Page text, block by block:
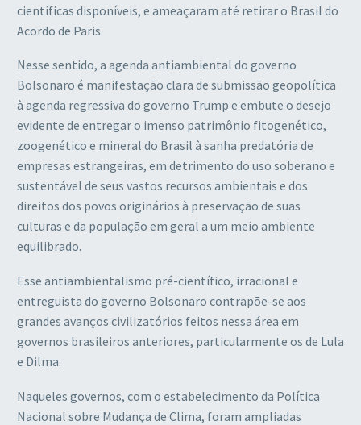
científicas disponíveis, e ameaçaram até retirar o Brasil do
Acordo de Paris.
Nesse sentido, a agenda antiambiental do governo
Bolsonaro é manifestação clara de submissão geopolítica
à agenda regressiva do governo Trump e embute o desejo
evidente de entregar o imenso patrimônio fitogenético,
zoogenético e mineral do Brasil à sanha predatória de
empresas estrangeiras, em detrimento do uso soberano e
sustentável de seus vastos recursos ambientais e dos
direitos dos povos originários à preservação de suas
culturas e da população em geral a um meio ambiente
equilibrado.
Esse antiambientalismo pré-científico, irracional e
entreguista do governo Bolsonaro contrapõe-se aos
grandes avanços civilizatórios feitos nessa área em
governos brasileiros anteriores, particularmente os de Lula
e Dilma.
Naqueles governos, com o estabelecimento da Política
Nacional sobre Mudança de Clima, foram ampliadas